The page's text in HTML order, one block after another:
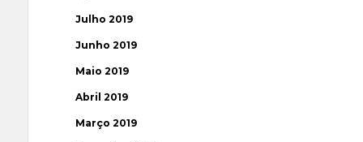
Julho 2019
Junho 2019
Maio 2019
Abril 2019
Março 2019